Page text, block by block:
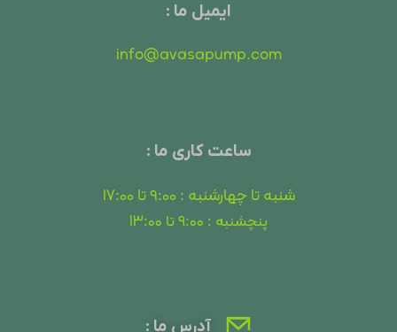
ایمیل ما :
info@avasapump.com
ساعت کاری ما :
شنبه تا چهارشنبه : 9:00 تا 17:00
پنچشنبه : 9:00 تا 13:00
آدرس ما :